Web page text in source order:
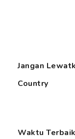
Jangan
Country
Waktu